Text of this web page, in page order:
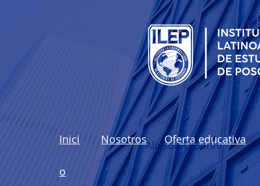
Inici
o
Nosotros Oferta educativa
Alisson Dibenhi